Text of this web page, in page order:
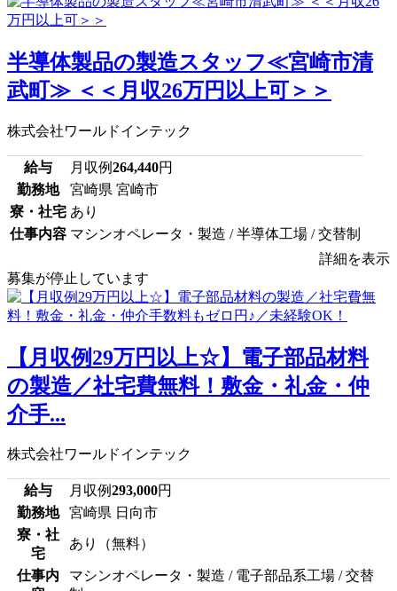
半導体製品の製造スタッフ≪宮崎市清
武町≫ ＜＜月収26万円以上可＞＞
株式会社ワールドインテック
給与 月収例264,440円
勤務地
宮崎県 宮崎市
寮・社宅 あり
仕事内容 マシンオペレータ・製造 / 半導体工場 / 交替制
詳細を表示
募集が停止しています
【月収例29万円以上☆】電子部品材料
の製造／社宅費無料！敷金・礼金・仲
介手...
株式会社ワールドインテック
給与 月収例293,000円
勤務地
宮崎県 日向市
寮・社
宅
あり（無料）
仕事内
マシンオペレータ・製造 / 電子部品系工場 / 交替